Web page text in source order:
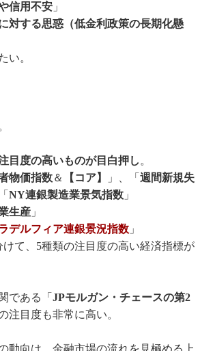
信用不安 」
対する思惑（低金利政策の長期化懸
い。
目度の高いものが目白押し。
物価指数＆ 【コア】 」、「 週間新規失
NY連銀製造業景気指数 」
生産 」
デルフィア連銀景況指数 」
けて、5種類の注目度の高い経済指標が
である「 JPモルガン・チェースの第2
注目度も非常に高い。